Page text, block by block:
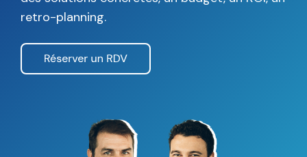
Echangeons d'abord ! On explore ensemble
VS vos objectifs. Enfin nous vous présentons
des solutions concrètes, un budget, un ROI, un